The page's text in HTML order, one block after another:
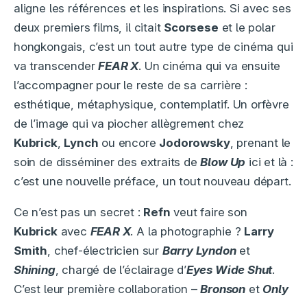
aligne les références et les inspirations. Si avec ses
deux premiers films, il citait Scorsese et le polar
hongkongais, c’est un tout autre type de cinéma qui
va transcenderFEAR X. Un cinéma qui va ensuite
l’accompagner pour le reste de sa carrière :
esthétique, métaphysique, contemplatif. Un orfèvre
de l’image qui va piocher allègrement chez
Kubrick, Lynch ou encore Jodorowsky, prenant le
soin de disséminer des extraits deBlow Up ici et là :
c’est une nouvelle préface, un tout nouveau départ.
Ce n’est pas un secret : Refn veut faire son
Kubrickavec FEAR X. A la photographie ? Larry
Smith , chef-électricien sur Barry Lyndonet
Shining, chargé de l’éclairage d’Eyes Wide Shut.
C’est leur première collaboration –Bronsonet Only